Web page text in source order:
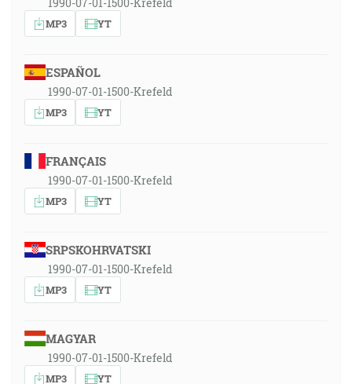
MP3 YT
ESPAÑOL
1990-07-01-1500-Krefeld
MP3 YT
FRANÇAIS
1990-07-01-1500-Krefeld
MP3 YT
SRPSKOHRVATSKI
1990-07-01-1500-Krefeld
MP3 YT
MAGYAR
1990-07-01-1500-Krefeld
MP3 YT